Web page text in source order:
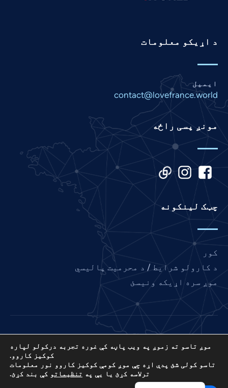
د اړیکو معلومات
ایمیل
contact@lovefrance.world
مونږ پسی راځه
چټک لینکونه
کور
د کارولو شرایط / د محرمیت پالیسي
موږ سره اړیکه ونیسئ
مینه فرانسه د نړیوال لمونځ د نښلولو پروژه ده،
د متحده ایاالتو 501 (C) (3) غیر انتفاعي EIN: 85-
3845307.
آی.پی.سی
موږ تاسو ته زموږ په ویب پاڼه کې غوره تجربه درکولو لپاره
کوکیز کاروو.
تاسو کولی شئ پدې اړه چې موږ کومې کوکیز کاروو نور معلومات
ترلاسه کړئ یا یې په تنظیماتو کې بند کړئ.
Afrikaans
Arabic
Finnish
Hindi
Italian
Kannada
Khmer
Korean
Malay
Marathi
Panjabi